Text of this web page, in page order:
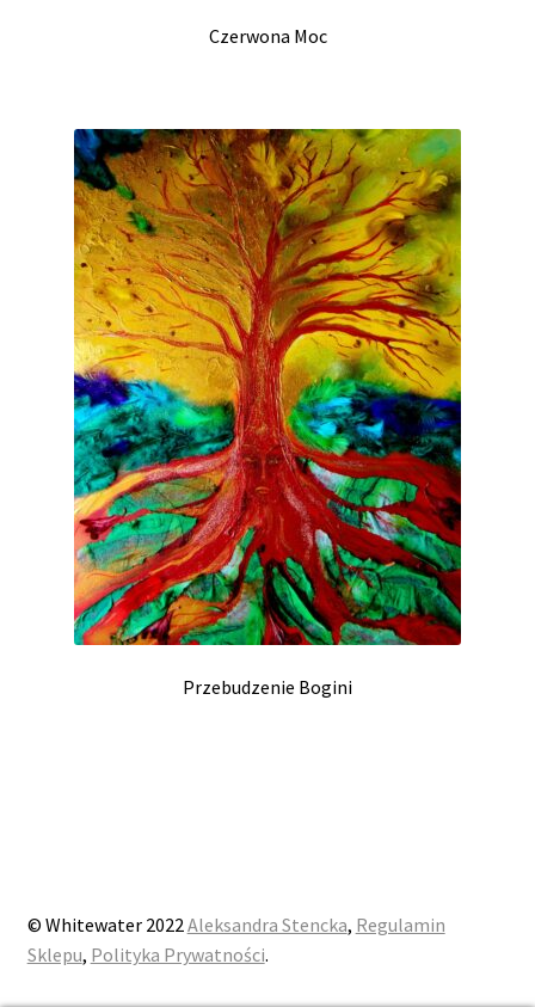
Czerwona Moc
Przebudzenie Bogini
© Whitewater 2022Aleksandra Stencka, Regulamin
Sklepu, Polityka Prywatności.